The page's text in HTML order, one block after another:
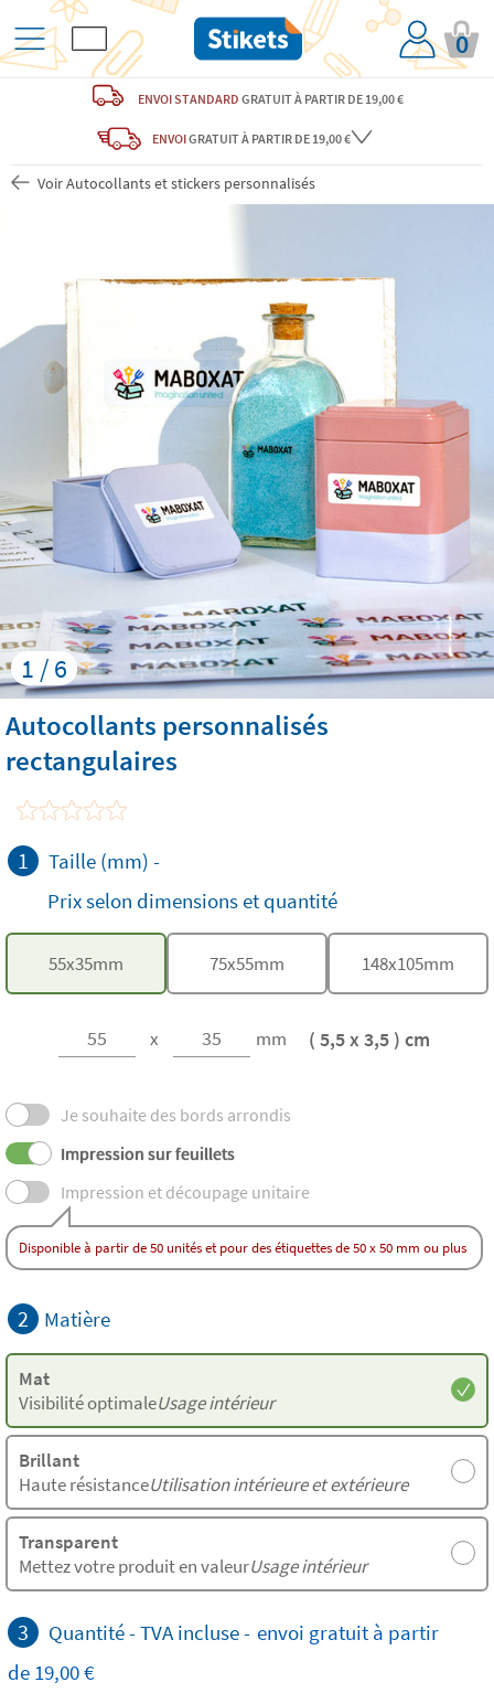
0
ENVOI STANDARD GRATUITÀ PARTIR DE 19,00 €
ENVOIGRATUITÀ PARTIR DE 19,00 €
Voir Autocollants et stickers personnalisés
1 / 6
Autocollants personnalisés
rectangulaires
1 Taille (mm) -
Prix selon dimensions et quantité
55x35mm 75x55mm 148x105mm
x mm ( 5,5 x 3,5 ) cm
Je souhaite des bords arrondis
Impression sur feuillets
Impression et découpage unitaire
Disponible à partir de 50 unités et pour des étiquettes de 50 x 50 mm ou plus
2 Matière
Mat
Visibilité optimaleUsage intérieur
Brillant
Haute résistanceUtilisation intérieure et extérieure
Transparent
Mettez votre produit en valeurUsage intérieur
3 Quantité -TVA incluse- envoi gratuit à partir
de 19,00 €